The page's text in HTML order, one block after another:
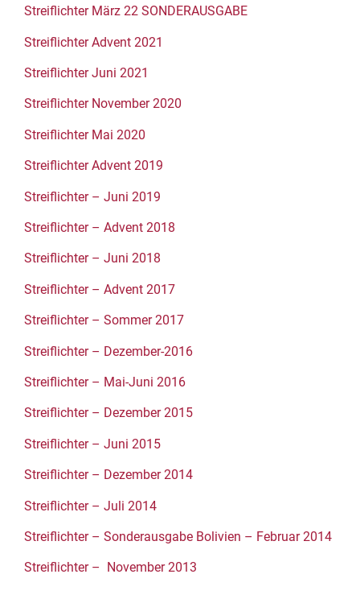
Streiflichter März 22 SONDERAUSGABE
Streiflichter Advent 2021
Streiflichter Juni 2021
Streiflichter November 2020
Streiflichter Mai 2020
Streiflichter Advent 2019
Streiflichter – Juni 2019
Streiflichter – Advent 2018
Streiflichter – Juni 2018
Streiflichter – Advent 2017
Streiflichter – Sommer 2017
Streiflichter – Dezember-2016
Streiflichter – Mai-Juni 2016
Streiflichter – Dezember 2015
Streiflichter – Juni 2015
Streiflichter – Dezember 2014
Streiflichter – Juli 2014
Streiflichter – Sonderausgabe Bolivien – Februar 2014
Streiflichter – November 2013